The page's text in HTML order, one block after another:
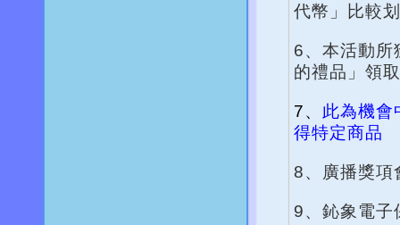
代幣」比較
6、本活動
的禮品」領
7、 此為機會
得特定商品
8、廣播獎項
9、鈊象電子